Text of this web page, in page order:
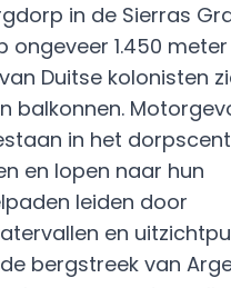
in de Sierras
1.450
Duitse kolonisten
balkonnen.
in het
en lopen naar hun
leiden door
en
bergstreek van